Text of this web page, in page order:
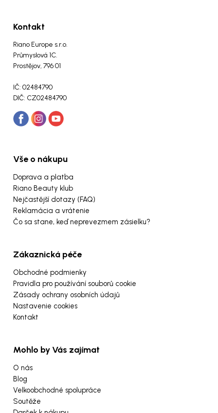
Kontakt
Riano Europe s.r.o.
Průmyslová 1C.
Prostějov, 796 01
IČ: 02484790
DIČ: CZ02484790
Vše o nákupu
Doprava a platba
Riano Beauty klub
Nejčastější dotazy (FAQ)
Reklamácia a vrátenie
Čo sa stane, keď neprevezmem zásielku?
Zákaznická péče
Obchodné podmienky
Pravidla pro používání souborů cookie
Zásady ochrany osobních údajů
Nastavenie cookies
Kontakt
Mohlo by Vás zajímat
O nás
Blog
Velkoobchodné spolupráce
Soutěže